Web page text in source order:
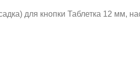
для кнопки Таблетка 12 мм,